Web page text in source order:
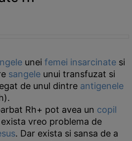
unei femei insarcinate si
sangele unui transfuzat si
de unul dintre antigenele
Rh+ pot avea un copil
vreo problema de
. Dar exista si sansa de a